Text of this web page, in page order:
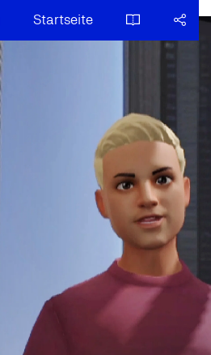
Startseite